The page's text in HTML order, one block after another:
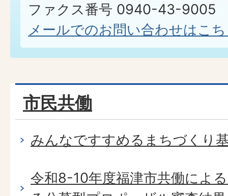
ファクス番号 0940-43-9005​​​​​​​
メールでのお問い合わせはこ
市民共働
みんなですすめるまちづくり
令和8-10年度福津市共働によ